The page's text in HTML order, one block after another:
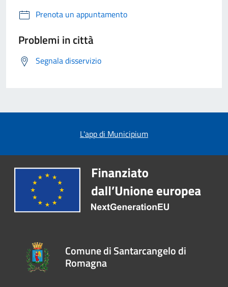
Prenota un appuntamento
Problemi in città
Segnala disservizio
L'app di Municipium
Comune di Santarcangelo di
Romagna